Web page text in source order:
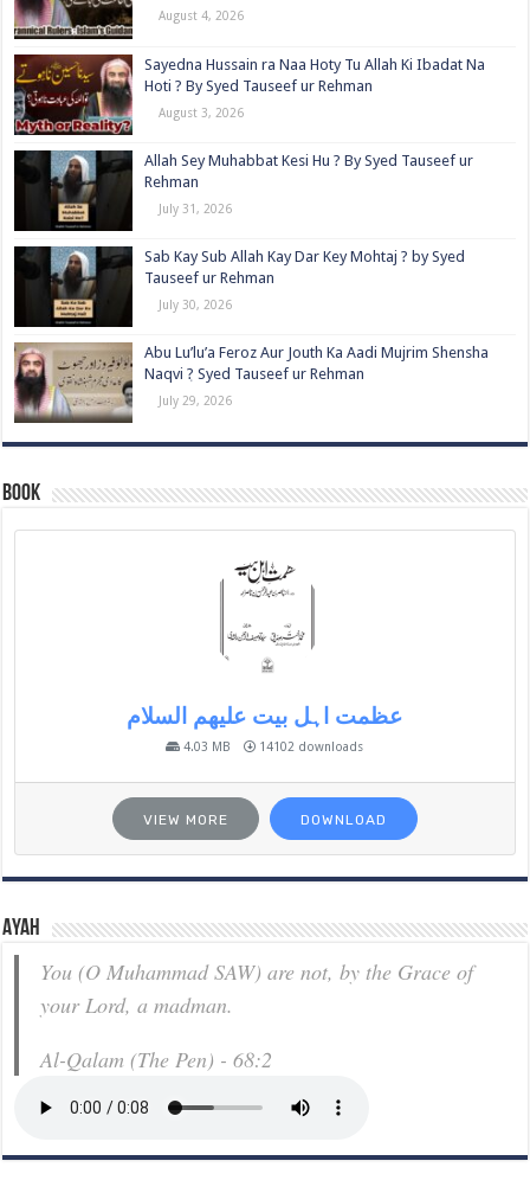
August 4, 2026
Sayedna Hussain ra Naa Hoty Tu Allah Ki Ibadat Na
Hoti ? By Syed Tauseef ur Rehman
August 3, 2026
Allah Sey Muhabbat Kesi Hu ? By Syed Tauseef ur
Rehman
July 31, 2026
Sab Kay Sub Allah Kay Dar Key Mohtaj ? by Syed
Tauseef ur Rehman
July 30, 2026
Abu Lu’lu’a Feroz Aur Jouth Ka Aadi Mujrim Shensha
Naqvi ٖ? Syed Tauseef ur Rehman
July 29, 2026
Book
عظمت اہل بیت علیھم السلام
4.03 MB 14102 downloads
VIEW MORE DOWNLOAD
Ayah
You (O Muhammad SAW) are not, by the Grace of
your Lord, a madman.
Al-Qalam (The Pen) - 68:2